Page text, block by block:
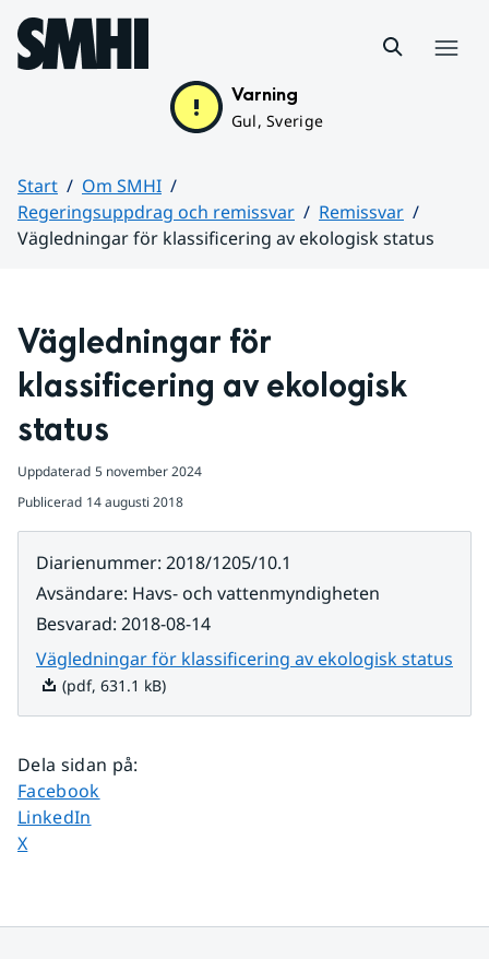
Hoppa till sidans innehåll
Varning
Gul, Sverige
Start
Om SMHI
Regeringsuppdrag och remissvar
Remissvar
Vägledningar för klassificering av ekologisk status
Vägledningar för
klassificering av ekologisk
status
Uppdaterad 5 november 2024
Publicerad 14 augusti 2018
Diarienummer: 2018/1205/10.1
Avsändare: Havs- och vattenmyndigheten
Besvarad: 2018-08-14
Vägledningar för klassificering av ekologisk status
(pdf, 631.1 kB)
Dela sidan på:
Dela sidan på
Facebook
Dela sidan på
LinkedIn
Dela sidan på
X